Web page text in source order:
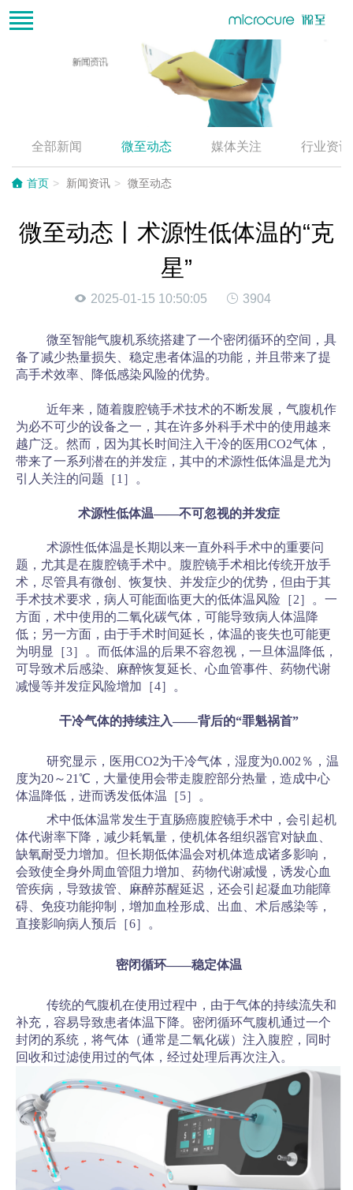
全部新闻 微至动态 媒体关注 行业资讯
首页 新闻资讯 微至动态
微至动态丨术源性低体温的“克
星”
2025-01-15 10:50:05 3904
微至智能气腹机系统搭建了一个密闭循环的空间，具
备了减少热量损失、稳定患者体温的功能，并且带来了提
高手术效率、降低感染风险的优势。
近年来，随着腹腔镜手术技术的不断发展，气腹机作
为必不可少的设备之一，其在许多外科手术中的使用越来
越广泛。然而，因为其长时间注入干冷的医用CO2气体，
带来了一系列潜在的并发症，其中的术源性低体温是尤为
引人关注的问题［1］。
术源性低体温——不可忽视的并发症
术源性低体温是长期以来一直外科手术中的重要问
题，尤其是在腹腔镜手术中。腹腔镜手术相比传统开放手
术，尽管具有微创、恢复快、并发症少的优势，但由于其
手术技术要求，病人可能面临更大的低体温风险［2］。一
方面，术中使用的二氧化碳气体，可能导致病人体温降
低；另一方面，由于手术时间延长，体温的丧失也可能更
为明显［3］。而低体温的后果不容忽视，一旦体温降低，
可导致术后感染、麻醉恢复延长、心血管事件、药物代谢
减慢等并发症风险增加［4］。
干冷气体的持续注入——背后的“罪魁祸首”
研究显示，医用CO2为干冷气体，湿度为0.002％，温
度为20～21℃，大量使用会带走腹腔部分热量，造成中心
体温降低，进而诱发低体温［5］。
术中低体温常发生于直肠癌腹腔镜手术中，会引起机
体代谢率下降，减少耗氧量，使机体各组织器官对缺血、
缺氧耐受力增加。但长期低体温会对机体造成诸多影响，
会致使全身外周血管阻力增加、药物代谢减慢，诱发心血
管疾病，导致拔管、麻醉苏醒延迟，还会引起凝血功能障
碍、免疫功能抑制，增加血栓形成、出血、术后感染等，
直接影响病人预后［6］。
密闭循环——稳定体温
传统的气腹机在使用过程中，由于气体的持续流失和
补充，容易导致患者体温下降。密闭循环气腹机通过一个
封闭的系统，将气体（通常是二氧化碳）注入腹腔，同时
回收和过滤使用过的气体，经过处理后再次注入。